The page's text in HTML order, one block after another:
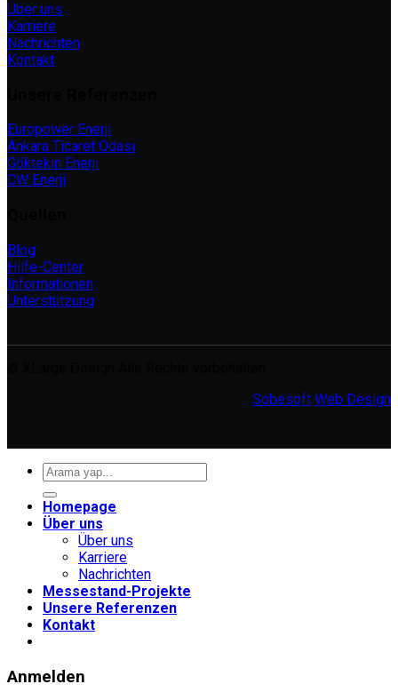
Über uns
Karriere
Nachrichten
Kontakt
Europower Enerji
Ankara Ticaret Odası
Göktekin Enerji
CW Enerji
Blog
Hilfe-Center
Informationen
Unterstützung
Sobesoft Web Design
Suche
nach:
Homepage
Über uns
Über uns
Karriere
Nachrichten
Messestand-Projekte
Unsere Referenzen
Kontakt
Anmelden